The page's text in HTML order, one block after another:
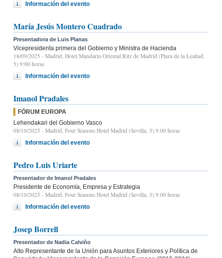
Información del evento
María Jesús Montero Cuadrado
Presentadora de Luis Planas
Vicepresidenta primera del Gobierno y Ministra de Hacienda
18/09/2025 - Madrid, Hotel Mandarin Oriental Ritz de Madrid (Plaza de la Lealtad,
5) 9:00 horas
Información del evento
Imanol Pradales
FÓRUM EUROPA
Lehendakari del Gobierno Vasco
08/10/2025 - Madrid, Four Seasons Hotel Madrid (Sevilla, 3) 9.00 horas
Información del evento
Pedro Luis Uriarte
Presentador de Imanol Pradales
Presidente de Economía, Empresa y Estrategia
08/10/2025 - Madrid, Four Seasons Hotel Madrid (Sevilla, 3) 9.00 horas
Información del evento
Josep Borrell
Presentador de Nadia Calviño
Alto Representante de la Unión para Asuntos Exteriores y Política de